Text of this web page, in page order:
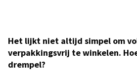
Het lijkt niet altijd simpel om
verpakkingsvrij te winkelen.
drempel?